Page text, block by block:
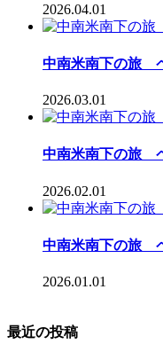
2026.04.01
中南米南下の旅
2026.03.01
中南米南下の旅
2026.02.01
中南米南下の旅
2026.01.01
最近の投稿